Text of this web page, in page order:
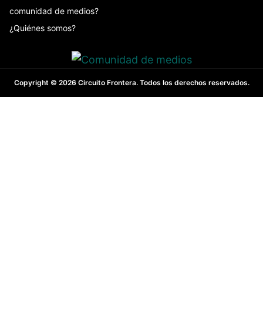
comunidad de medios?
¿Quiénes somos?
Copyright © 2026 Circuito Frontera. Todos los derechos reservados.